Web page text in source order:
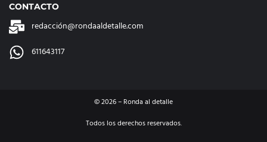
CONTACTO
redacción@rondaaldetalle.com
611643117
©2026– Ronda al detalle
Todos los derechos reservados.